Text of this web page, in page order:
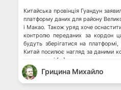
Китайська провінція Гуандун
платформу даних для району
і Макао. Також уряд хоче
контролю переданих за кордон
будуть зберігатися на
Китай посилює нагляд за даними
що заявлені […]
Грицина Михайло